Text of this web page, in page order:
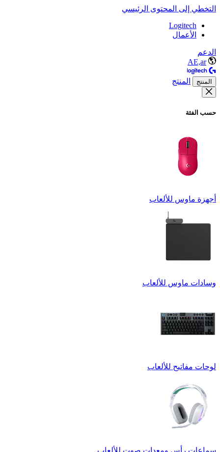
التخطي إلى المحتوى الرئيسي
Logitech
الأعمال
الدعم
AE,ar
المنتج المنتج
حسب الفئة
أجهزة ماوس للألعاب
وسادات ماوس للألعاب
لوحات مفاتيح للألعاب
سماعات رأس ومعدات صوت للألعاب